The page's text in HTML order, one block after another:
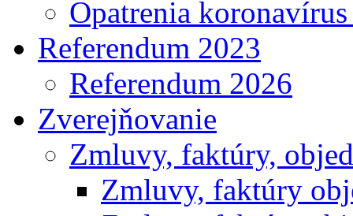
Opatrenia
Referendum 2023
Referendum 2026
Zverejňovanie
Zmluvy, faktúry,
Zmluvy, faktúry